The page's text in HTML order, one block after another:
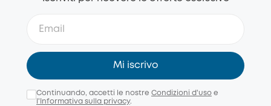
Mi iscrivo
Continuando, accetti le nostre Condizioni d'uso e
l'Informativa sulla privacy.